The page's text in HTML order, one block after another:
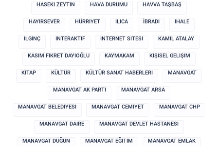
HASEKI ZEYTIN HAVA DURUMU HAVVA TAŞBAŞ
HAYIRSEVER HÜRRIYET ILICA İBRADI IHALE
ILGINÇ INTERAKTIF INTERNET SITESI KAMIL ATALAY
KASIM FIKRET DAYIOĞLU KAYMAKAM KIŞISEL GELIŞIM
KITAP KÜLTÜR KÜLTÜR SANAT HABERLERI MANAVGAT
MANAVGAT AK PARTI MANAVGAT ARSA
MANAVGAT BELEDIYESI MANAVGAT CEMIYET MANAVGAT CHP
MANAVGAT DAIRE MANAVGAT DEVLET HASTANESI
MANAVGAT DÜĞÜN MANAVGAT EĞITIM MANAVGAT EMLAK